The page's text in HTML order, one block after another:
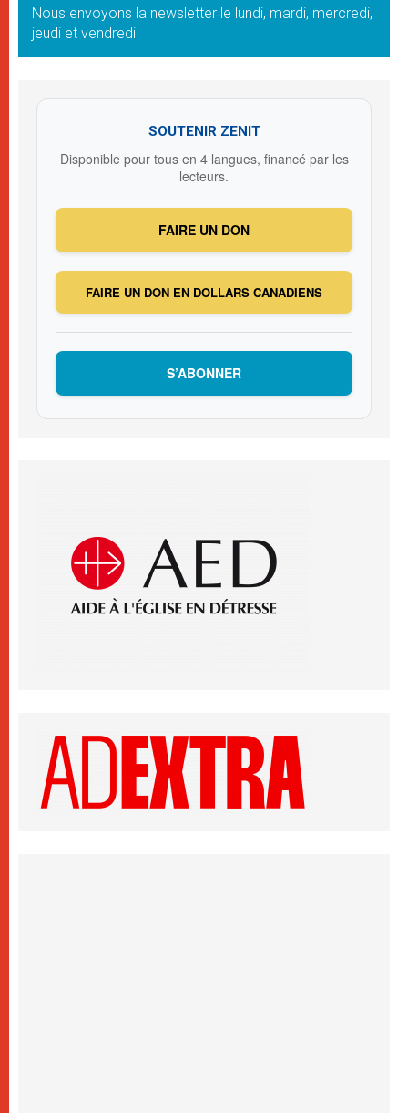
Nous envoyons la newsletter le lundi, mardi, mercredi,
jeudi et vendredi
SOUTENIR ZENIT
Disponible pour tous en 4 langues, financé par les
lecteurs.
FAIRE UN DON
FAIRE UN DON EN DOLLARS CANADIENS
S’ABONNER